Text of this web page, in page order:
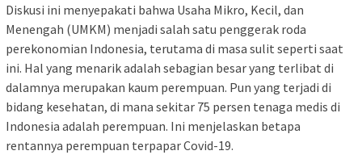
Diskusi ini menyepakati bahwa Usaha Mikro, Kecil, dan
Menengah (UMKM) menjadi salah satu penggerak roda
perekonomian Indonesia, terutama di masa sulit seperti saat
ini. Hal yang menarik adalah sebagian besar yang terlibat di
dalamnya merupakan kaum perempuan. Pun yang terjadi di
bidang kesehatan, di mana sekitar 75 persen tenaga medis di
Indonesia adalah perempuan. Ini menjelaskan betapa
rentannya perempuan terpapar Covid-19.